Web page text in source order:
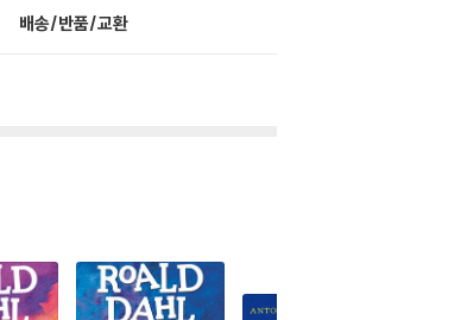
배송/반품/교환